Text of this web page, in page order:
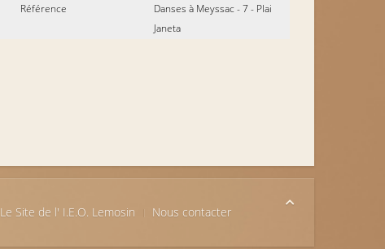
Référence
Danses à Meyssac - 7 - Plai
Janeta
Le Site de l' I.E.O. Lemosin Nous contacter